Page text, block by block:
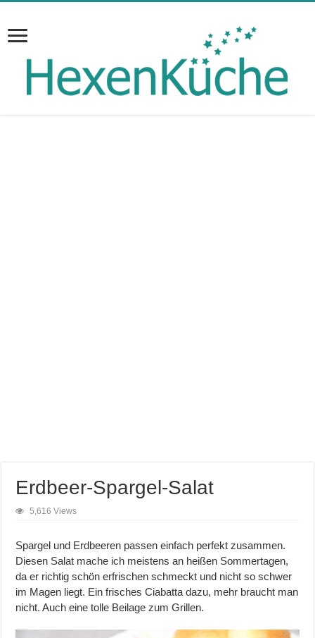
Erdbeer-Spargel-Salat
5,616 Views
Spargel und Erdbeeren passen einfach perfekt zusammen.
Diesen Salat mache ich meistens an heißen Sommertagen,
da er richtig schön erfrischen schmeckt und nicht so schwer
im Magen liegt. Ein frisches Ciabatta dazu, mehr braucht man
nicht. Auch eine tolle Beilage zum Grillen.